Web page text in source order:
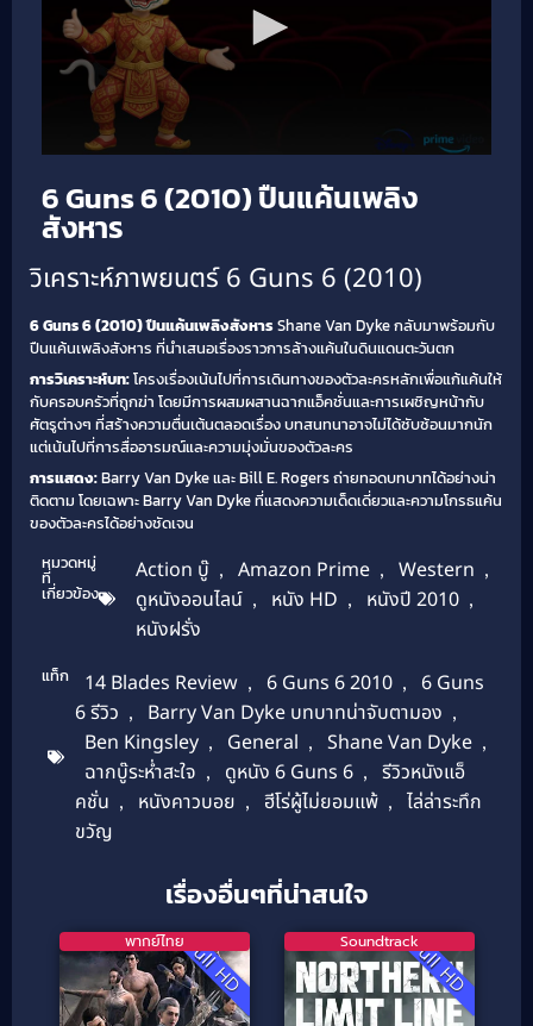
6 Guns 6 (2010) ปืนแค้นเพลิง
สังหาร
วิเคราะห์ภาพยนตร์ 6 Guns 6 (2010)
6 Guns 6 (2010) ปืนแค้นเพลิงสังหารShane Van Dyke กลับมาพร้อมกับ
ปืนแค้นเพลิงสังหาร ที่นำเสนอเรื่องราวการล้างแค้นในดินแดนตะวันตก
การวิเคราะห์บท:โครงเรื่องเน้นไปที่การเดินทางของตัวละครหลักเพื่อแก้แค้นให้
กับครอบครัวที่ถูกฆ่า โดยมีการผสมผสานฉากแอ็คชั่นและการเผชิญหน้ากับ
ศัตรูต่างๆ ที่สร้างความตื่นเต้นตลอดเรื่อง บทสนทนาอาจไม่ได้ซับซ้อนมากนัก
แต่เน้นไปที่การสื่ออารมณ์และความมุ่งมั่นของตัวละคร
การแสดง:Barry Van Dyke และ Bill E. Rogers ถ่ายทอดบทบาทได้อย่างน่า
ติดตาม โดยเฉพาะ Barry Van Dyke ที่แสดงความเด็ดเดี่ยวและความโกรธแค้น
ของตัวละครได้อย่างชัดเจน
หมวดหมู่
ที่
เกี่ยวข้อง
Action บู๊ , Amazon Prime , Western ,
ดูหนังออนไลน์ , หนัง HD , หนังปี 2010 ,
หนังฝรั่ง
แท็ก 14 Blades Review , 6 Guns 6 2010 ,
6 Guns
6 รีวิว , Barry Van Dyke บทบาทน่าจับตามอง ,
Ben Kingsley , General , Shane Van Dyke ,
ฉากบู๊ระห่ำสะใจ , ดูหนัง 6 Guns 6 ,
รีวิวหนังแอ็
คชั่น , หนังคาวบอย , ฮีโร่ผู้ไม่ยอมแพ้ ,
ไล่ล่าระทึก
ขวัญ
เรื่องอื่นๆที่น่าสนใจ
Full HD
พากย์ไทย Full HD
Soundtrack